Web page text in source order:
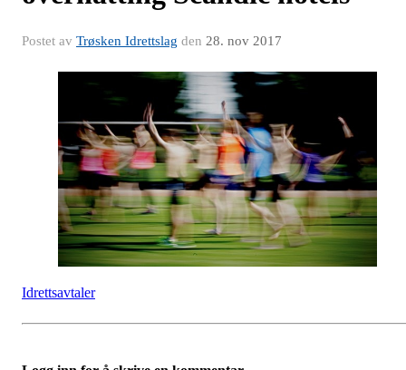
Postet av Trøsken Idrettslag den 28. nov 2017
Idrettsavtaler